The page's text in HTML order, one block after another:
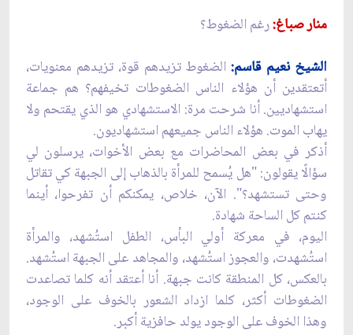
منار صباغ:رغم الضغوط؟
الشيخ نعيم قاسم:الضغوط تزيدهم قوة، تزيدهم معنويات،
أتعتقدين أن هؤلاء الناس الضغوطات تخيفهم؟ هم جماعة
استشهاديين. أنا شرحت مرة: الاستشهادي هو الذي يقتحم ولا
يهاب الموت. هؤلاء الناس جميعهم استشهاديون.
أذكر في بعض المحاضرات مع بعض الأخوات، يرسلون لي
سؤالًا يقولون: "هل يُسمح للمرأة بالذهاب إلى الجبهة كي تقاتل
وحتى تستشهد؟". الآن، خلاص، يمكنكم أن تفرحوا، أينما
كنتم كل الساحة شهادة.
اليوم، في معركة أولي البأس، الطفل استُشهد، والمرأة
استُشهدت، والعجوز استُشهد، والمجاهد على الجبهة استُشهد.
بالعكس، كل المنطقة كانت جبهة. أنا أعتقد أنه كلما تصاعدت
الضغوطات أكثر، كلما ازداد الشعور بالخوف على الوجود،
وهذا الخوف على الوجود يولد حافزية أكبر.